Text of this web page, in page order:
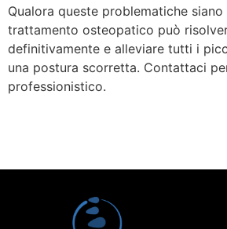
Qualora queste problematiche
trattamento osteopatico può
definitivamente e alleviare tutti i
una postura scorretta. Contattaci
professionistico.